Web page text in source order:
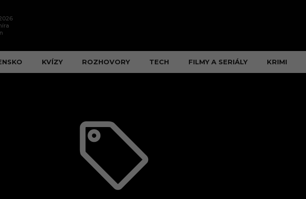
KVÍZY ROZHOVORY TECH FILMY A SERIÁLY KRIMI